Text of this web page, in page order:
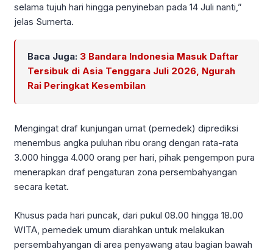
selama tujuh hari hingga penyineban pada 14 Juli nanti,”
jelas Sumerta.
Baca Juga: 3 Bandara Indonesia Masuk Daftar
Tersibuk di Asia Tenggara Juli 2026, Ngurah
Rai Peringkat Kesembilan
Mengingat draf kunjungan umat (pemedek) diprediksi
menembus angka puluhan ribu orang dengan rata-rata
3.000 hingga 4.000 orang per hari, pihak pengempon pura
menerapkan draf pengaturan zona persembahyangan
secara ketat.
Khusus pada hari puncak, dari pukul 08.00 hingga 18.00
WITA, pemedek umum diarahkan untuk melakukan
persembahyangan di area penyawang atau bagian bawah